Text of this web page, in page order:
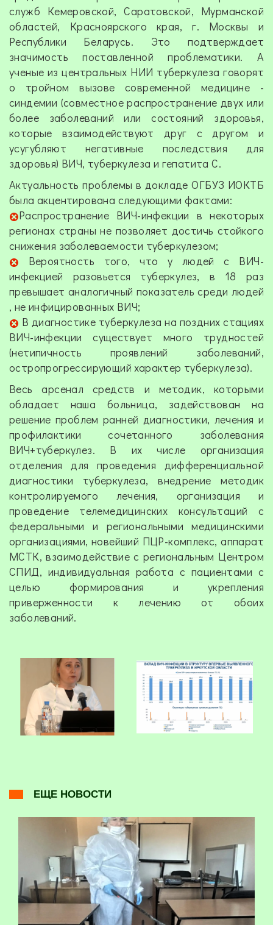
служб Кемеровской, Саратовской, Мурманской
областей, Красноярского края, г. Москвы и
Республики Беларусь. Это подтверждает
значимость поставленной проблематики. А
ученые из центральных НИИ туберкулеза говорят
о тройном вызове современной медицине -
синдемии (совместное распространение двух или
более заболеваний или состояний здоровья,
которые взаимодействуют друг с другом и
усугубляют негативные последствия для
здоровья) ВИЧ, туберкулеза и гепатита С.
Актуальность проблемы в докладе ОГБУЗ ИОКТБ
была акцентирована следующими фактами:
Распространение ВИЧ-инфекции в некоторых
регионах страны не позволяет достичь стойкого
снижения заболеваемости туберкулезом;
Вероятность того, что у людей с ВИЧ-
инфекцией разовьется туберкулез, в 18 раз
превышает аналогичный показатель среди людей
, не инфицированных ВИЧ;
В диагностике туберкулеза на поздних стациях
ВИЧ-инфекции существует много трудностей
(нетипичность проявлений заболеваний,
остропрогрессирующий характер туберкулеза).
Весь арсенал средств и методик, которыми
обладает наша больница, задействован на
решение проблем ранней диагностики, лечения и
профилактики сочетанного заболевания
ВИЧ+туберкулез. В их числе организация
отделения для проведения дифференциальной
диагностики туберкулеза, внедрение методик
контролируемого лечения, организация и
проведение телемедицинских консультаций с
федеральными и региональными медицинскими
организациями, новейший ПЦР-комплекс, аппарат
МСТК, взаимодействие с региональным Центром
СПИД, индивидуальная работа с пациентами с
целью формирования и укрепления
приверженности к лечению от обоих
заболеваний.
ЕЩЕ НОВОСТИ